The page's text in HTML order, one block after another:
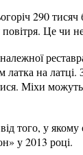
290 тисяч
Це чи
латка на
Міхи
того, у
у 2013 році.